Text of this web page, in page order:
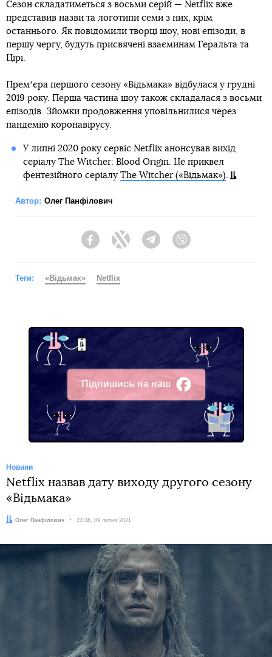
Сезон складатиметься з восьми серій — Netflix вже
представив назви та логотипи семи з них, крім
останнього. Як повідомили творці шоу, нові епізоди, в
першу чергу, будуть присвячені взаєминам Геральта та
Цірі.
Премʼєра першого сезону «Відьмака» відбулася у грудні
2019 року. Перша частина шоу також складалася з восьми
епізодів. Зйомки продовження уповільнилися через
пандемію коронавірусу.
У липні 2020 року сервіс Netflix анонсував вихід
серіалу The Witcher: Blood Origin. Це приквел
фентезійного серіалу The Witcher («Відьмак»)
Автор: Олег Панфілович
FacebookTwitter Telegram
Теги: «Відьмак» Netflix
Підпишись на наш
Facebook
Новини
Netflix назвав дату виходу другого сезону
«Відьмака»
Автор:
Олег Панфілович Дата:
23:38, 09 липня 2021